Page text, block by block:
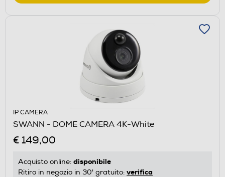
IP CAMERA
SWANN - DOME CAMERA 4K-White
€ 149,00
Acquisto online: disponibile
Ritiro in negozio in 30' gratuito: verifica